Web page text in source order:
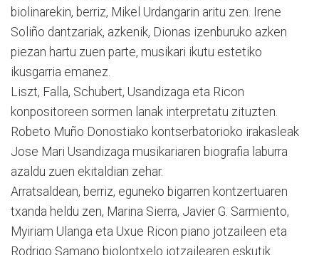
biolinarekin, berriz, Mikel Urdangarin aritu zen. Irene
Soliño dantzariak, azkenik, Dionas izenburuko azken
piezan hartu zuen parte, musikari ikutu estetiko
ikusgarria emanez.
Liszt, Falla, Schubert, Usandizaga eta Ricon
konpositoreen sormen lanak interpretatu zituzten.
Robeto Muño Donostiako kontserbatorioko irakasleak
Jose Mari Usandizaga musikariaren biografia laburra
azaldu zuen ekitaldian zehar.
Arratsaldean, berriz, eguneko bigarren kontzertuaren
txanda heldu zen, Marina Sierra, Javier G. Sarmiento,
Myiriam Ulanga eta Uxue Ricon piano jotzaileen eta
Rodrigo Samano biolontxelo jotzailearen eskutik.